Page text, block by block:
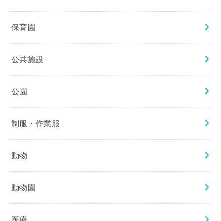
保育園
公共施設
公園
制服・作業服
動物
動物園